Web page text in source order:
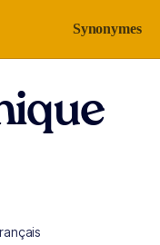
Synonymes